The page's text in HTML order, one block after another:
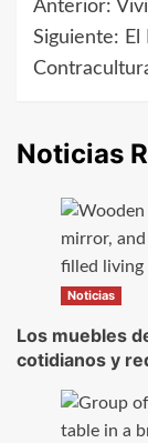
de
Anterior:
Siguiente:
Noticias
Noticias
Los muebles
cotidianos y